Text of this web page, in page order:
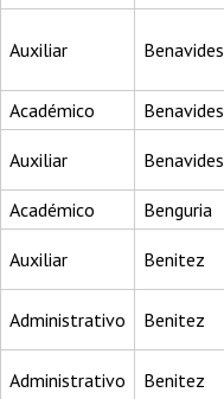
Auxiliar Benavides
Académico Benavides
Auxiliar Benavides
Académico Benguria
Auxiliar Benitez
Administrativo Benitez
Administrativo Benitez